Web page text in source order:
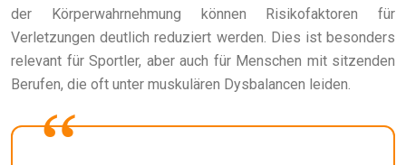
der Körperwahrnehmung können Risikofaktoren für
Verletzungen deutlich reduziert werden. Dies ist besonders
relevant für Sportler, aber auch für Menschen mit sitzenden
Berufen, die oft unter muskulären Dysbalancen leiden.